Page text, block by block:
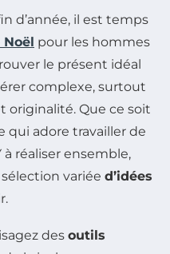
d’année, il est temps
pour les hommes
le présent idéal
complexe, surtout
originalité. Que ce soit
qui adore travailler de
réaliser ensemble,
variée d’idées
des outils